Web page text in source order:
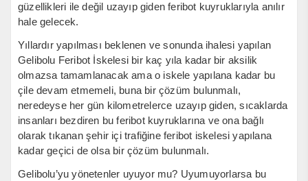
güzellikleri ile değil uzayıp giden feribot kuyruklarıyla anılır
hale gelecek.
Yıllardır yapılması beklenen ve sonunda ihalesi yapılan
Gelibolu Feribot İskelesi bir kaç yıla kadar bir aksilik
olmazsa tamamlanacak ama o iskele yapılana kadar bu
çile devam etmemeli, buna bir çözüm bulunmalı,
neredeyse her gün kilometrelerce uzayıp giden, sıcaklarda
insanları bezdiren bu feribot kuyruklarına ve ona bağlı
olarak tıkanan şehir içi trafiğine feribot iskelesi yapılana
kadar geçici de olsa bir çözüm bulunmalı.
Gelibolu’yu yönetenler uyuyor mu? Uyumuyorlarsa bu